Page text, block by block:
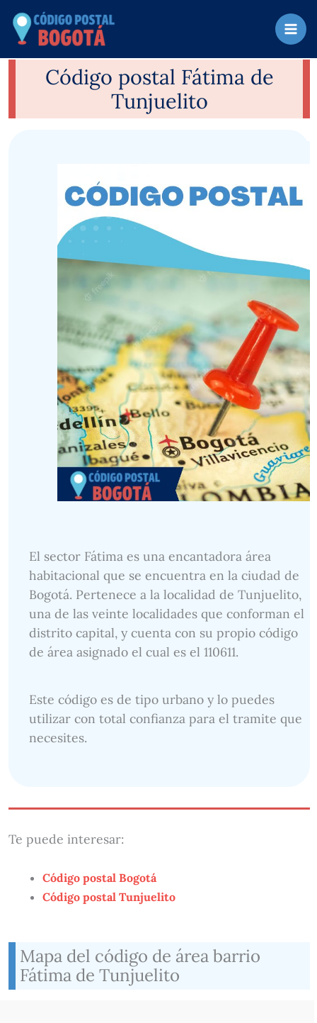
contenido
Código postal Fátima de
Tunjuelito
El sector Fátima es una encantadora área
habitacional que se encuentra en la ciudad de
Bogotá. Pertenece a la localidad de Tunjuelito,
una de las veinte localidades que conforman el
distrito capital, y cuenta con su propio código
de área asignado el cual es el 110611.
Este código es de tipo urbano y lo puedes
utilizar con total confianza para el tramite que
necesites.
Te puede interesar:
Código postal Bogotá
Código postal Tunjuelito
Mapa del código de área barrio
Fátima de Tunjuelito